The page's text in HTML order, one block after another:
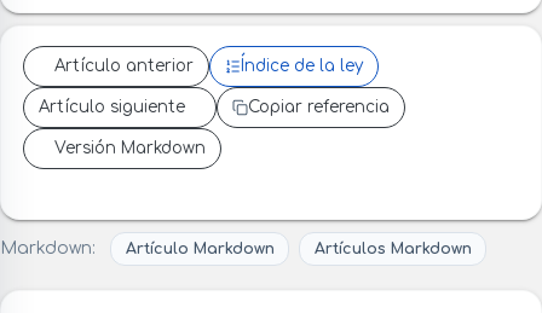
Artículo anterior Índice de la ley
Artículo siguiente Copiar referencia
Versión Markdown
Markdown: Artículo Markdown Artículos Markdown